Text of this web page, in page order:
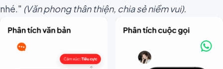
nhé." (Văn phong thân thiện, chia sẻ niềm vui).